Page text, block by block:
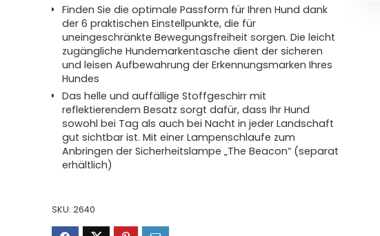
Finden Sie die optimale Passform für Ihren Hund dank
der 6 praktischen Einstellpunkte, die für
uneingeschränkte Bewegungsfreiheit sorgen. Die leicht
zugängliche Hundemarkentasche dient der sicheren
und leisen Aufbewahrung der Erkennungsmarken Ihres
Hundes
Das helle und auffällige Stoffgeschirr mit
reflektierendem Besatz sorgt dafür, dass Ihr Hund
sowohl bei Tag als auch bei Nacht in jeder Landschaft
gut sichtbar ist. Mit einer Lampenschlaufe zum
Anbringen der Sicherheitslampe „The Beacon“ (separat
erhältlich)
SKU:2640